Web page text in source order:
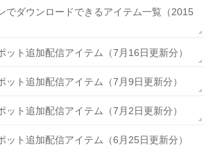
でダウンロードできるアイテム一覧（2015
ット追加配信アイテム（7月16日更新分）
ット追加配信アイテム（7月9日更新分）
ット追加配信アイテム（7月2日更新分）
ット追加配信アイテム（6月25日更新分）